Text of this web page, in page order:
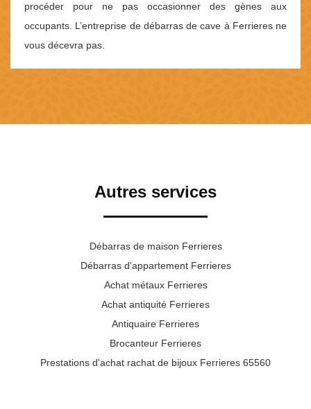
procéder pour ne pas occasionner des gènes aux
occupants. L’entreprise de débarras de cave à Ferrieres ne
vous décevra pas.
Autres services
Débarras de maison Ferrieres
Débarras d'appartement Ferrieres
Achat métaux Ferrieres
Achat antiquité Ferrieres
Antiquaire Ferrieres
Brocanteur Ferrieres
Prestations d'achat rachat de bijoux Ferrieres 65560